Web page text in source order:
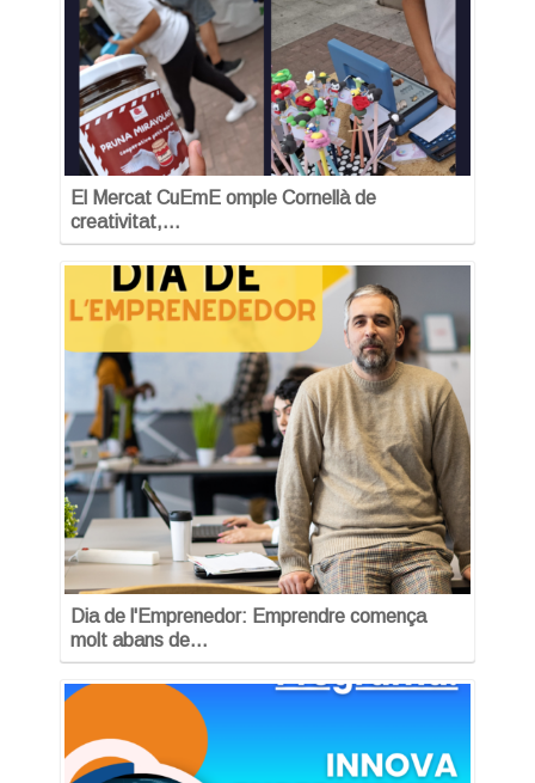
El Mercat CuEmE omple Cornellà de
creativitat,…
Dia de l'Emprenedor: Emprendre comença
molt abans de…